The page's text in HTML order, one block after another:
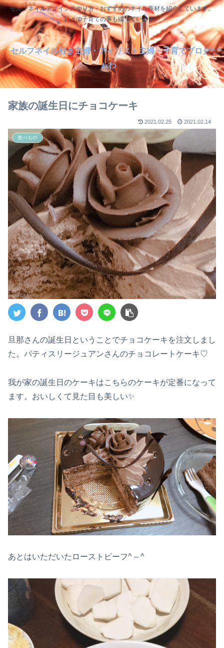
セルフネイルデザインのやり方・おすすめのネイル商材を紹介しています。
日々の子育ての事も綴っています。
セルフネイル好き主婦・アイリスト主婦・子育てブログ^ ^
ゎわ
家族の誕生日にチョコケーキ
2021.02.25 2021.02.14
食べもの
旦那さんの誕生日ということでチョコケーキを注文しまし
た。パティスリージュアンさんのチョコレートケーキ♡
我が家の誕生日のケーキはこちらのケーキが定番になって
ます。おいしくて見た目も美しい✨
あとはいただいたローストビーフ^ – ^